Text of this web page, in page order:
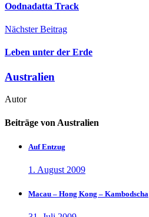
Oodnadatta Track
Nächster Beitrag
Leben unter der Erde
Australien
Autor
Beiträge von Australien
Auf Entzug
1. August 2009
Macau – Hong Kong – Kambodscha